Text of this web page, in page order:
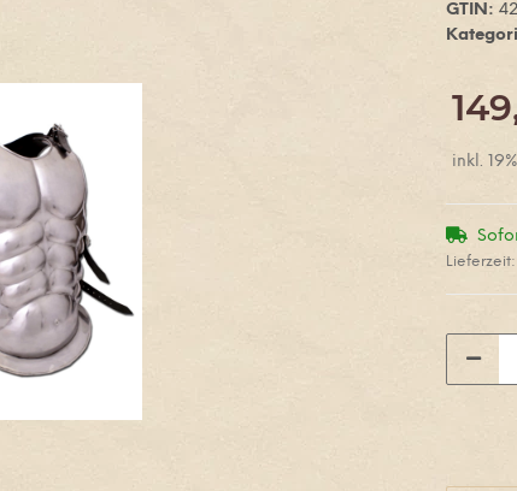
GTIN:
inkl.
Lieferzeit: